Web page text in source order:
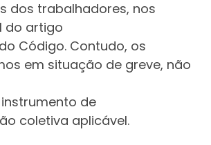
dos trabalhadores, nos
do artigo
Código. Contudo, os
em situação de greve, não
de
coletiva aplicável.